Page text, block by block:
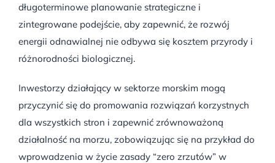
długoterminowe planowanie strategiczne i
zintegrowane podejście, aby zapewnić, że rozwój
energii odnawialnej nie odbywa się kosztem przyrody i
różnorodności biologicznej.
Inwestorzy działający w sektorze morskim mogą
przyczynić się do promowania rozwiązań korzystnych
dla wszystkich stron i zapewnić zrównoważoną
działalność na morzu, zobowiązując się na przykład do
wprowadzenia w życie zasady “zero zrzutów” w